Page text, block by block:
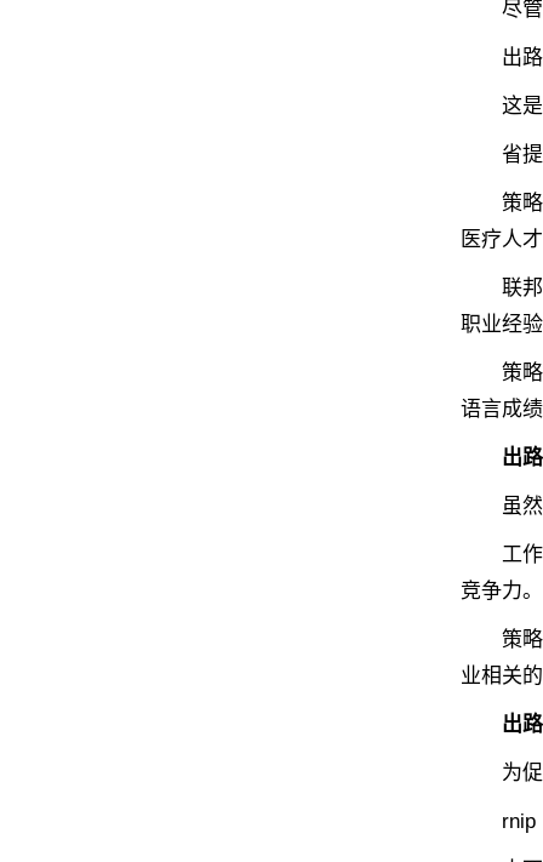
尽管整
出路一
这是未
省提名
策略：
医疗人
联邦快
职业经
策略：
语言成
出路二
虽然临
工作签
竞争力。
策略：
业相关
出路
为促进
rnip（